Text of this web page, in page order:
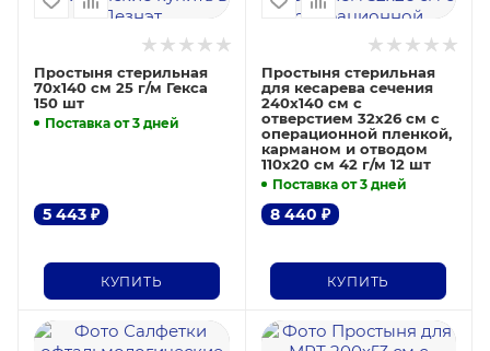
Простыня стерильная
70х140 см 25 г/м Гекса
150 шт
Поставка от 3 дней
5 443 ₽
КУПИТЬ
Простыня стерильная
для кесарева сечения
240х140 см с
отверстием 32х26 см с
операционной пленкой,
карманом и отводом
110х20 см 42 г/м 12 шт
Поставка от 3 дней
8 440 ₽
КУПИТЬ